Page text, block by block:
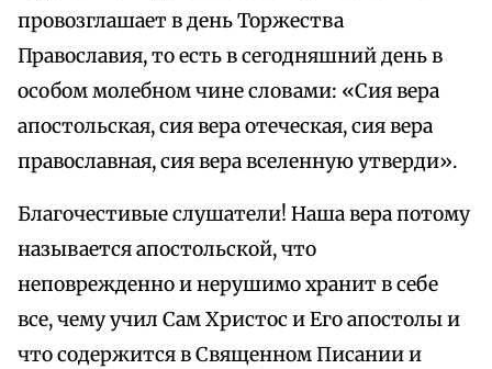
провозглашает в день Торжества
Православия, то есть в сегодняшний день в
особом молебном чине словами: «Сия вера
апостольская, сия вера отеческая, сия вера
православная, сия вера вселенную утверди».
Благочестивые слушатели! Наша вера потому
называется апостольской, что
неповрежденно и нерушимо хранит в себе
все, чему учил Сам Христос и Его апостолы и
что содержится в Священном Писании и